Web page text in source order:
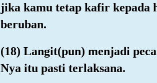
jika kamu tetap kafir kepada
beruban.
(18) Langit(pun) menjadi
Nya itu pasti terlaksana.